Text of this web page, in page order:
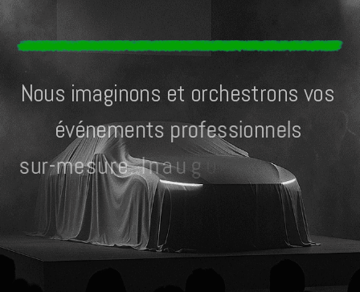
Nous imaginons et orchestrons vos
événements professionnels
sur-mesure.Inauguration,lance
e p rod uit, soirée